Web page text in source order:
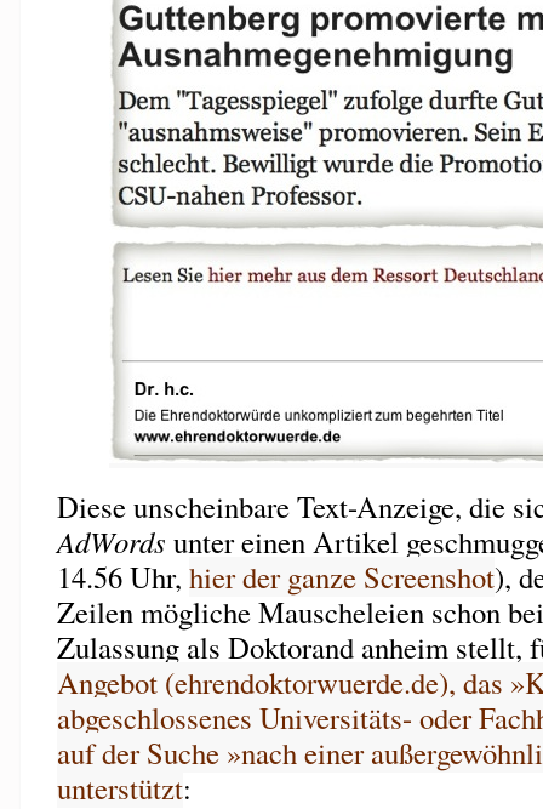
Diese unscheinbare Text-Anzeige, die
AdWords unter einen Artikel
14.56 Uhr, hier der ganze Screenshot),
Zeilen mögliche Mauscheleien schon
Zulassung als Doktorand anheim stellt,
Angebot (ehrendoktorwuerde.de), das
abgeschlossenes Universitäts- oder
auf der Suche »nach einer
unterstützt: